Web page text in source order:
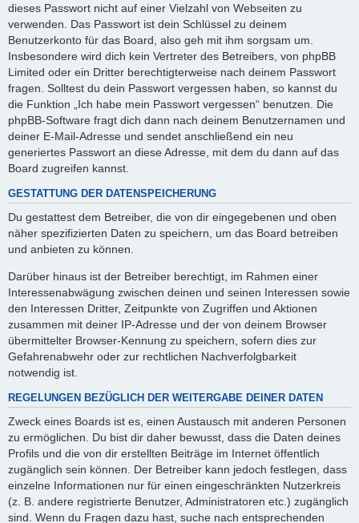
dieses Passwort nicht auf einer Vielzahl von Webseiten zu
verwenden. Das Passwort ist dein Schlüssel zu deinem
Benutzerkonto für das Board, also geh mit ihm sorgsam um.
Insbesondere wird dich kein Vertreter des Betreibers, von phpBB
Limited oder ein Dritter berechtigterweise nach deinem Passwort
fragen. Solltest du dein Passwort vergessen haben, so kannst du
die Funktion „Ich habe mein Passwort vergessen“ benutzen. Die
phpBB-Software fragt dich dann nach deinem Benutzernamen und
deiner E-Mail-Adresse und sendet anschließend ein neu
generiertes Passwort an diese Adresse, mit dem du dann auf das
Board zugreifen kannst.
GESTATTUNG DER DATENSPEICHERUNG
Du gestattest dem Betreiber, die von dir eingegebenen und oben
näher spezifizierten Daten zu speichern, um das Board betreiben
und anbieten zu können.
Darüber hinaus ist der Betreiber berechtigt, im Rahmen einer
Interessenabwägung zwischen deinen und seinen Interessen sowie
den Interessen Dritter, Zeitpunkte von Zugriffen und Aktionen
zusammen mit deiner IP-Adresse und der von deinem Browser
übermittelter Browser-Kennung zu speichern, sofern dies zur
Gefahrenabwehr oder zur rechtlichen Nachverfolgbarkeit
notwendig ist.
REGELUNGEN BEZÜGLICH DER WEITERGABE DEINER DATEN
Zweck eines Boards ist es, einen Austausch mit anderen Personen
zu ermöglichen. Du bist dir daher bewusst, dass die Daten deines
Profils und die von dir erstellten Beiträge im Internet öffentlich
zugänglich sein können. Der Betreiber kann jedoch festlegen, dass
einzelne Informationen nur für einen eingeschränkten Nutzerkreis
(z. B. andere registrierte Benutzer, Administratoren etc.) zugänglich
sind. Wenn du Fragen dazu hast, suche nach entsprechenden